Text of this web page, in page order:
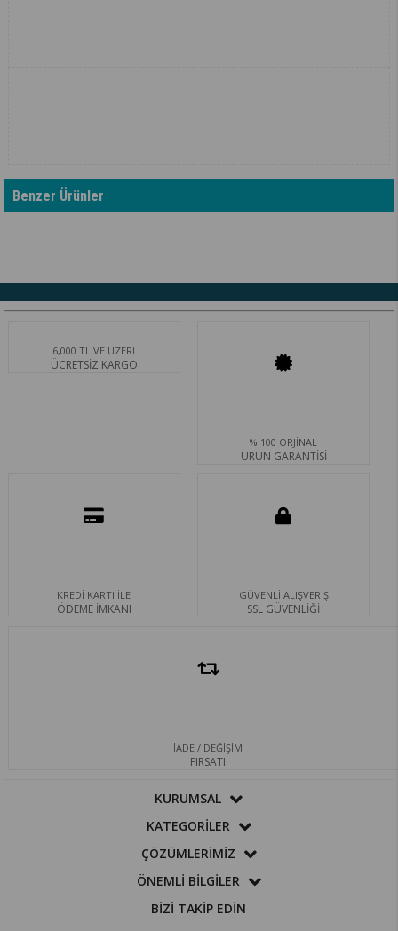
Benzer Ürünler
6,000 TL VE ÜZERİ
ÜCRETSİZ KARGO
% 100 ORJİNAL
ÜRÜN GARANTİSİ
KREDİ KARTI İLE
ÖDEME İMKANI
GÜVENLİ ALIŞVERİŞ
SSL GÜVENLİĞİ
İADE / DEĞİŞİM
FIRSATI
KURUMSAL
KATEGORİLER
ÇÖZÜMLERİMİZ
ÖNEMLİ BİLGİLER
BİZİ TAKİP EDİN